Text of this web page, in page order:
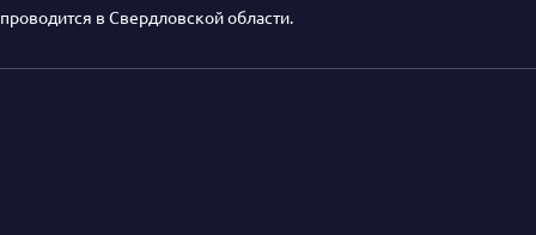
проводится в Свердловской области.